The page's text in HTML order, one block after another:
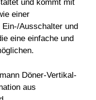
und kommt mit
einer
Ausschalter und
eine einfache und
Döner-Vertikal-
aus